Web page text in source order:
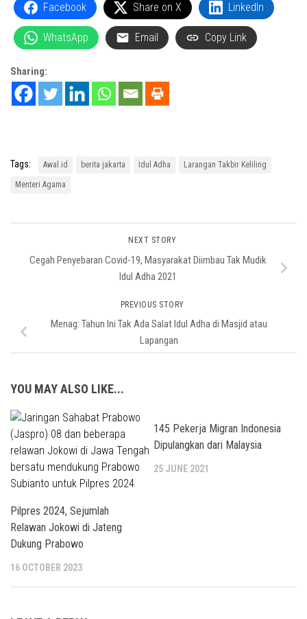
Facebook Share on X LinkedIn
WhatsApp Email Copy Link
Sharing:
Tags: Awal.id berita jakarta Idul Adha Larangan Takbir Keliling
Menteri Agama
NEXT STORY
Cegah Penyebaran Covid-19, Masyarakat Diimbau Tak Mudik
Idul Adha 2021
PREVIOUS STORY
Menag: Tahun Ini Tak Ada Salat Idul Adha di Masjid atau
Lapangan
YOU MAY ALSO LIKE...
Pilpres 2024, Sejumlah
Relawan Jokowi di Jateng
Dukung Prabowo
16 OCTOBER 2023
145 Pekerja Migran Indonesia
Dipulangkan dari Malaysia
25 JUNE 2021